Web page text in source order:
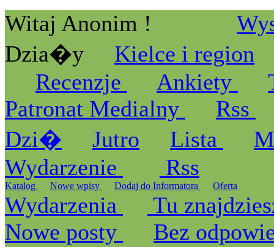
Witaj Anonim !
Dzia�y
Kielce i region
Recenzje
Ankiety
Patronat Medialny
Rss
Dzi�
Jutro Lista
Wydarzenie
Rss
Katalog Nowe wpisy Dodaj do Informatora Oferta
Wydarzenia
Tu
Nowe posty
Bez